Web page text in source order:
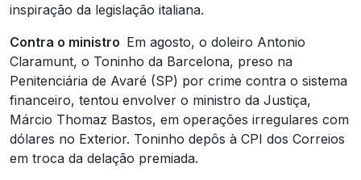
inspiração da legislação italiana.
Contra o ministro Em agosto, o doleiro Antonio
Claramunt, o Toninho da Barcelona, preso na
Penitenciária de Avaré (SP) por crime contra o sistema
financeiro, tentou envolver o ministro da Justiça,
Márcio Thomaz Bastos, em operações irregulares com
dólares no Exterior. Toninho depôs à CPI dos Correios
em troca da delação premiada.